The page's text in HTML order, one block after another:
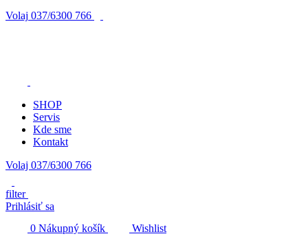
Volaj 037/6300 766
SHOP
Servis
Kde sme
Kontakt
Volaj 037/6300 766
filter
Prihlásiť sa
0 Nákupný košík
Wishlist